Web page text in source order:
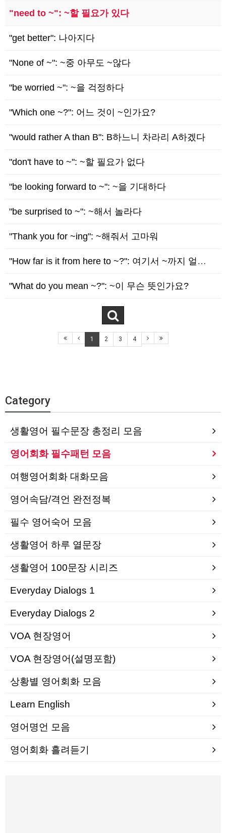
"need to ~": ~할 필요가 있다
"get better": 나아지다
"None of ~": ~중 아무도 ~않다
"be worried ~": ~을 걱정하다
"Which one ~?": 어느 것이 ~인가요?
"would rather A than B": B하느니 차라리 A하겠다
"don't have to ~": ~할 필요가 없다
"be looking forward to ~": ~을 기대하다
"be surprised to ~": ~해서 놀라다
"Thank you for ~ing": ~해줘서 고마워
"How far is it from here to ~?": 여기서 ~까지 얼마나 먼가요?
"What do you mean ~?": ~이 무슨 뜻인가요?
1 2 3 4
Category
생활영어 필수문장 총정리 모음
영어회화 필수패턴 모음
여행영어회화 대화모음
영어속담/격언 완전정복
필수 영어숙어 모음
생활영어 하루 열문장
생활영어 100문장 시리즈
Everyday Dialogs 1
Everyday Dialogs 2
VOA 현장영어
VOA 현장영어(설명포함)
상황별 영어회화 모음
Learn English
영어명언 모음
영어회화 흘려듣기